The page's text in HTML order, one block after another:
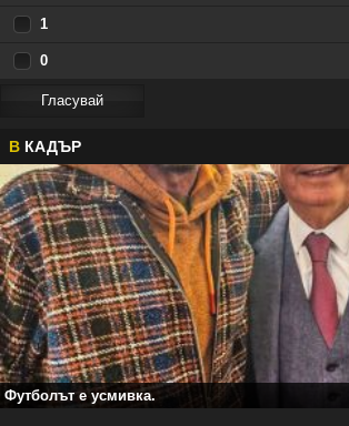
1
0
В КАДЪР
Футболът е усмивка.